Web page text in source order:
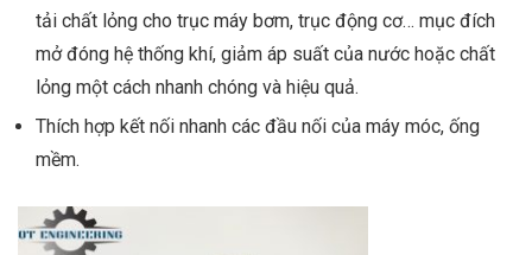
tải chất lỏng cho trục máy bơm, trục động cơ… mục đích
mở đóng hệ thống khí, giảm áp suất của nước hoặc chất
lỏng một cách nhanh chóng và hiệu quả.
Thích hợp kết nối nhanh các đầu nối của máy móc, ống
mềm.